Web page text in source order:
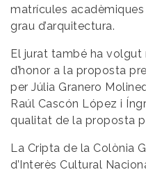
matrícules
grau d’arquitectura.
El jurat també ha volgut
d’honor a la proposta
per Júlia Granero
Raúl Cascón López i
qualitat de la proposta
La Cripta de la Colònia
d’Interès Cultural